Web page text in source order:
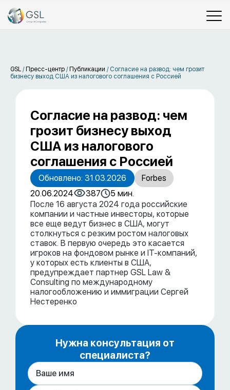
GSL / Пресс-центр / Публикации / Согласие на развод: чем грозит
бизнесу выход США из налогового соглашения с Россией
Согласие на развод: чем
грозит бизнесу выход
США из налогового
соглашения с Россией
Обновлено: 31.03.2026
Forbes
20.06.2024
387
5 мин.
После 16 августа 2024 года российские
компании и частные инвесторы, которые
все еще ведут бизнес в США, могут
столкнуться с резким ростом налоговых
ставок. В первую очередь это касается
игроков на фондовом рынке и IT-компаний,
у которых есть клиенты в США,
предупреждает партнер GSL Law &
Consulting по международному
налогообложению и иммиграции Сергей
Нестеренко
Нужна консультация от
специалиста?